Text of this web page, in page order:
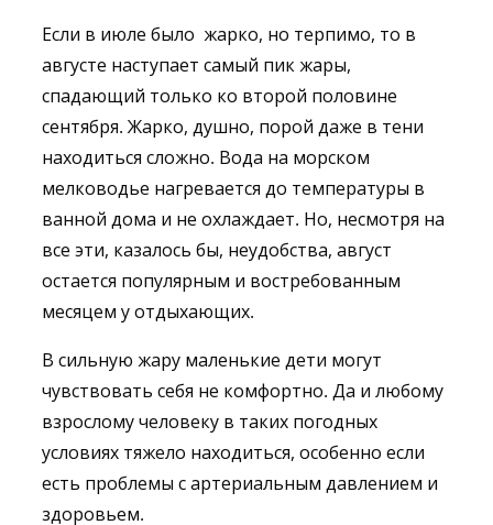
Если в июле было жарко, но терпимо, то в
августе наступает самый пик жары,
спадающий только ко второй половине
сентября. Жарко, душно, порой даже в тени
находиться сложно. Вода на морском
мелководье нагревается до температуры в
ванной дома и не охлаждает. Но, несмотря на
все эти, казалось бы, неудобства, август
остается популярным и востребованным
месяцем у отдыхающих.
В сильную жару маленькие дети могут
чувствовать себя не комфортно. Да и любому
взрослому человеку в таких погодных
условиях тяжело находиться, особенно если
есть проблемы с артериальным давлением и
здоровьем.